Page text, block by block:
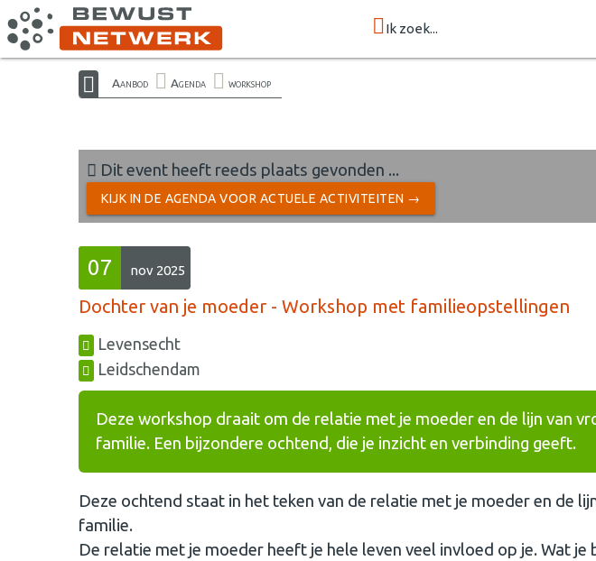
Ik zoek...
Aanbod Agenda workshop
Dit event heeft reeds plaats gevonden ...
KIJK IN DE AGENDA VOOR ACTUELE ACTIVITEITEN →
07 nov 2025
Dochter van je moeder - Workshop met familieopstellingen
Levensecht
Leidschendam
Deze workshop draait om de relatie met je moeder en de lijn van
familie. Een bijzondere ochtend, die je inzicht en verbinding geeft.
Deze ochtend staat in het teken van de relatie met je moeder en de
familie.
De relatie met je moeder heeft je hele leven veel invloed op je. Wat je